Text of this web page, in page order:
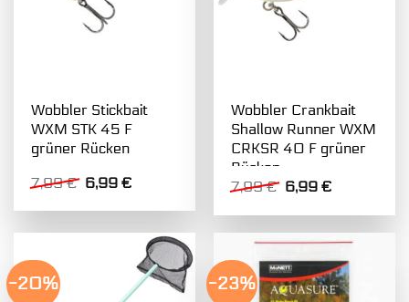
Wobbler Stickbait
WXM STK 45 F
grüner Rücken
7,99€ Ursprünglicher
war:
6,99€Aktueller
ist:
Wobbler Crankbait
Shallow Runner WXM
CRKSR 40 F grüner
Rücken
7,99€ Ursprünglicher
war:
7,99 €
6,99€Aktueller
ist:
6,99 €.
-20% -23%